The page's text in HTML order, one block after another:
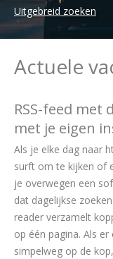
Uitgebreid zoeken
Actuele
RSS-feed met
met je eigen
Als je elke dag naar
surft om te kijken of
je overwegen een
dat dagelijkse
reader verzamelt
op één pagina. Als
simpelweg op de